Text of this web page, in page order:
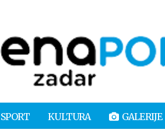
SPORT KULTURA GALERIJE